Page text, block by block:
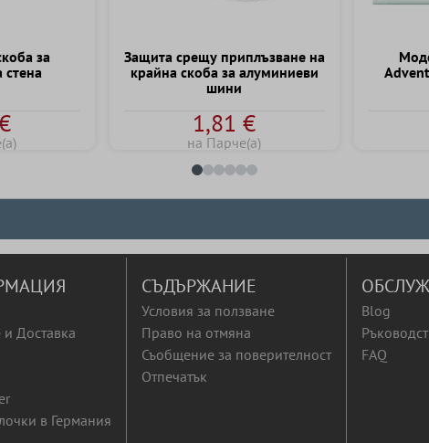
за
стена
Защита срещу приплъзване на
крайна скоба за алуминиеви
шини
1,81 €
на Парче(а)
Доставка
в Германия
СЪДЪРЖАНИЕ
Условия за ползване
Право на отмяна
Съобщение за поверителност
Отпечатък
Blog
FAQ